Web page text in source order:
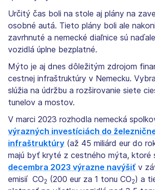
Určitý čas boli na stole aj plány na
osobné autá. Tieto plány boli ale
zavrhnuté a nemecké diaľnice sú
vozidlá úplne bezplatné.
Mýto je aj dnes dôležitým zdrojom
cestnej infraštruktúry v Nemecku.
slúžia na údržbu a rozširovanie siete
tunelov a mostov.
V marci 2023 rozhodla nemecká
výrazných investíciách do
infraštruktúry (až 45 miliárd eur do
majú byť kryté z cestného mýta, ktoré
decembra 2023 výrazne navýšiť v
emisií CO2 (200 eur za 1 tonu CO2) a